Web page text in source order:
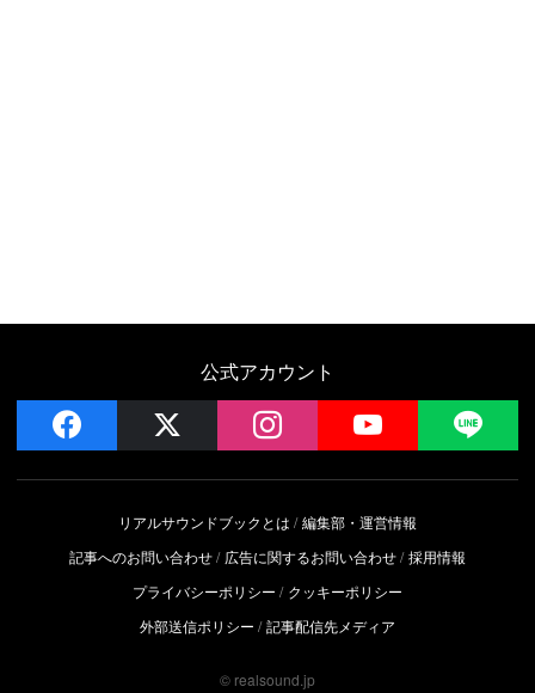
公式アカウント
facebook instagram YouTube
リアルサウンドブックとは
編集部・運営情報
記事へのお問い合わせ
広告に関するお問い合わせ 採用情報
プライバシーポリシー
クッキーポリシー
外部送信ポリシー
記事配信先メディア
© realsound.jp